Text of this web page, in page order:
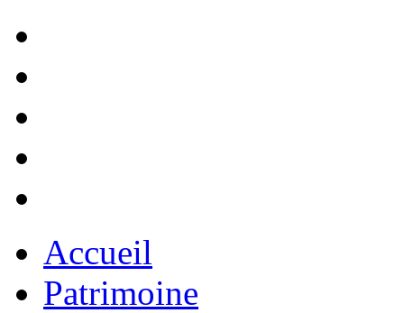
Accueil
Patrimoine